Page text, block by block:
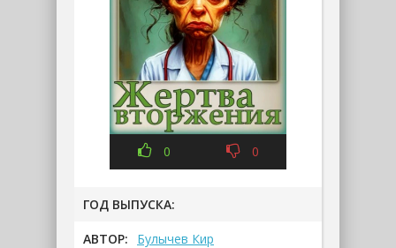
0 0
ГОД ВЫПУСКА:
АВТОР: Булычев Кир